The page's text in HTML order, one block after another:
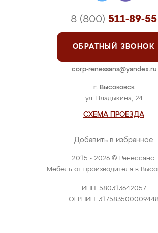
2015 - 2026 © Ренессанс.
Мебель от производителя в
ИНН: 580313642057
ОГРНИП:
г. Высоковск
ул. Владыкина, 24
СХЕМА ПРОЕЗДА
Добавить в избранное
8 (800) 511-89-55
ОБРАТНЫЙ ЗВОНОК
corp-renessans@yandex.ru